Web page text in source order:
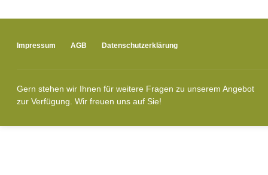
Impressum AGB Datenschutzerklärung
Gern stehen wir Ihnen für weitere Fragen zu unserem Angebot
zur Verfügung. Wir freuen uns auf Sie!